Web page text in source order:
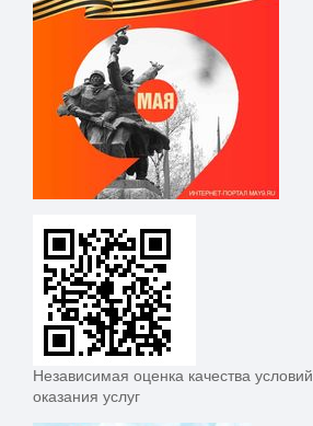
Независимая оценка качества условий
оказания услуг